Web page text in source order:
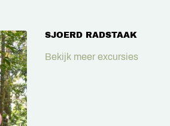
SJOERD RADSTAAK
Bekijk meer excursies